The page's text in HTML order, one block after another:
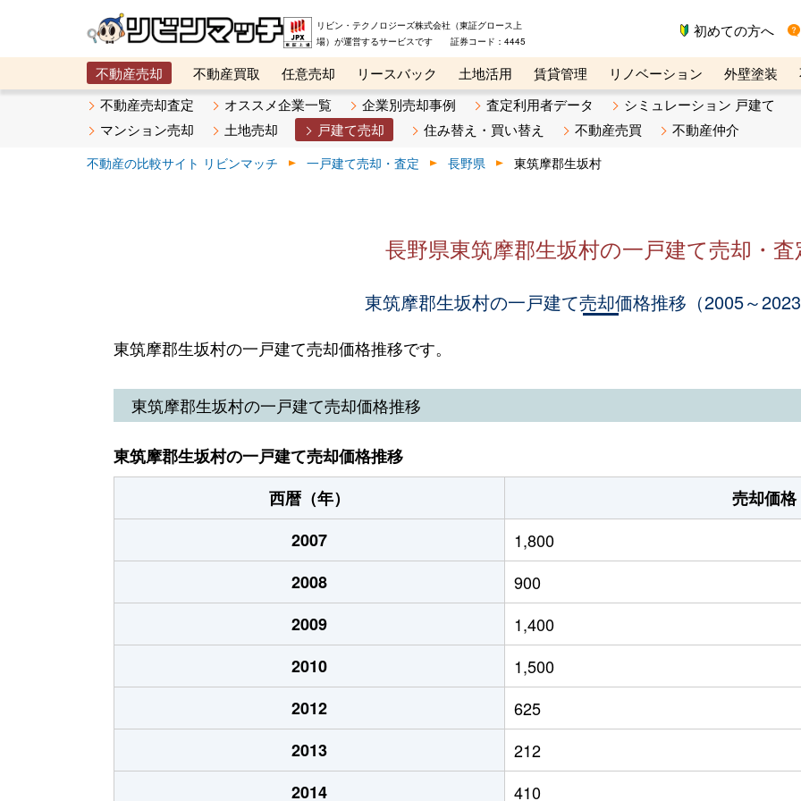
リビン・テクノロジーズ株式会社（東証グロース上
場）が運営するサービスです 証券コード：4445
初めての方へ
不動産売却 不動産買取 任意売却 リースバック 土地活用 賃貸管理 リノベーション 外壁塗装
メタ住宅展示場
ベスト不動産カンパニー オンライン講座 リビンマガジンBiz 不動産売却ご相談デスク
不動産売却査定 オススメ企業一覧 企業別売却事例 査定利用者データ
シミュレーション 戸建て
マンション売却
土地売却 戸建て売却 住み替え・買い替え 不動産売買 不動産仲介
不動産の比較サイト リビンマッチ 一戸建て売却・査定 長野県 東筑摩郡生坂村
長野県東筑摩郡生坂村の一戸建て売却・査
東筑摩郡生坂村の一戸建て売却価格推移（2005～
東筑摩郡生坂村の一戸建て売却価格推移です。
東筑摩郡生坂村の一戸建て売却価格推移
東筑摩郡生坂村の一戸建て売却価格推移
西暦（年）
売却価
2007
1,800
2008
900
2009
1,400
2010
1,500
2012
625
2013
212
2014
410